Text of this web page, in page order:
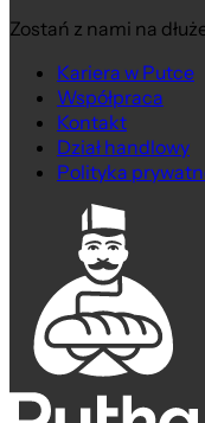
Zostań z nami na
Kariera w Putce
Współpraca
Kontakt
Dział handlowy
Polityka